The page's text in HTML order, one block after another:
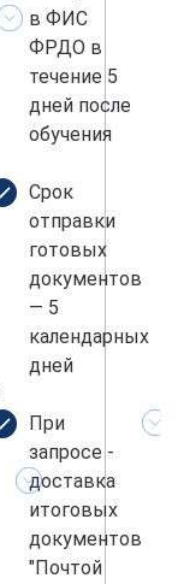
в ФИС
ФРДО в
течение 5
дней после
обучения
Срок
отправки
готовых
документов
— 5
календарных
дней
При
запросе -
доставка
итоговых
документов
"Почтой